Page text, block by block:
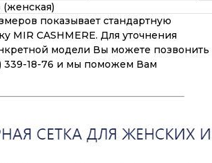
показывает стандартную
MIR CASHMERE. Для уточнения
модели Вы можете позвонить
339-18-76 и мы поможем Вам